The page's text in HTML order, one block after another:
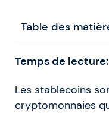
Table des
Temps de lecture:
Les stablecoins
cryptomonnaies